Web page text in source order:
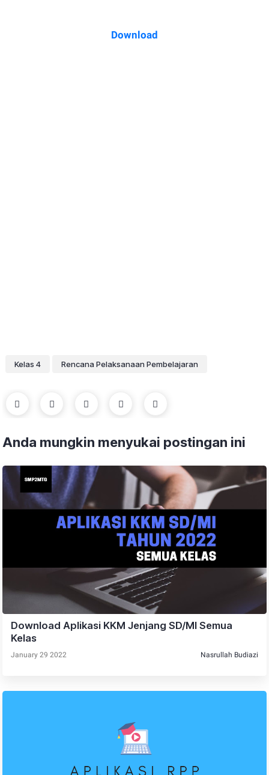
Download
Kelas 4 Rencana Pelaksanaan Pembelajaran
Anda mungkin menyukai postingan ini
Download Aplikasi KKM Jenjang SD/MI Semua
Kelas
January 29 2022 Nasrullah Budiazi